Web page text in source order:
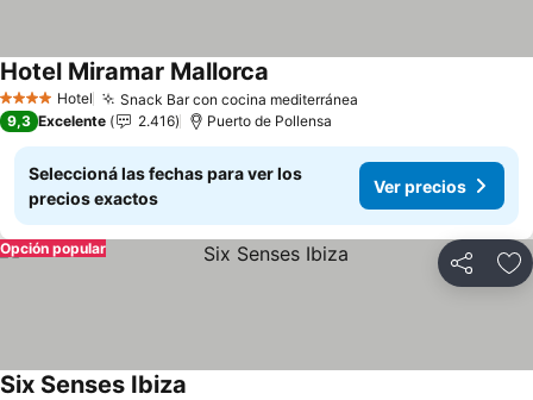
4 EstrellasHotel Snack Bar con cocina mediterránea
Hotel Miramar Mallorca
9,3 Excelente 2.416 Puerto de Pollensa
Seleccioná las fechas para ver los
precios exactos
Ver precios
Compartir
Opción popular
Six Senses Ibiza